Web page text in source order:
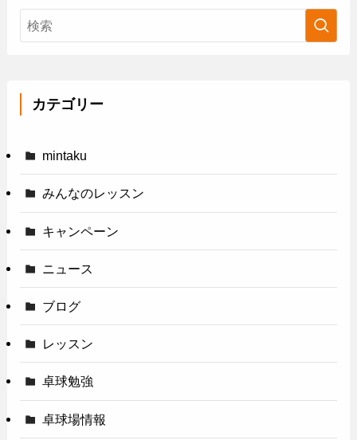
カテゴリー
mintaku
みんなのレッスン
キャンペーン
ニュース
ブログ
レッスン
卓球勉強
卓球場情報